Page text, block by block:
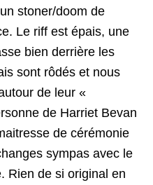
stoner/doom de
Le riff est épais, une
bien derrière les
sont rôdés et nous
de leur «
de Harriet Bevan
de cérémonie
sympas avec le
Rien de si original en